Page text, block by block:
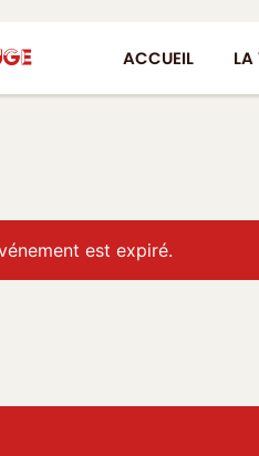
ACCUEIL LA
est expiré.